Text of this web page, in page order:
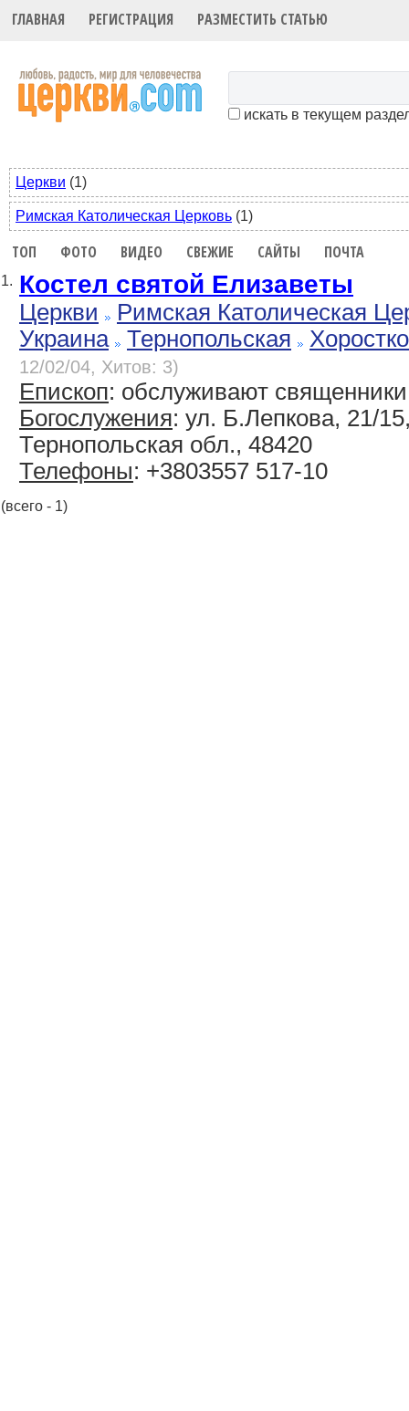
ГЛАВНАЯ РЕГИСТРАЦИЯ РАЗМЕСТИТЬ СТАТЬЮ
искать в текущем
Церкви (1)
Римская Католическая Церковь (1)
ТОП ФОТО ВИДЕО СВЕЖИЕ САЙТЫ ПОЧТА
1. Костел святой Елизаветы
Церкви
Римская Католическая
Украина
Тернопольская
12/02/04, Хитов: 3)
Епископ: обслуживают
Богослужения: ул. Б.Лепкова, 21/
Тернопольская обл., 48420
Телефоны: +3803557 517-10
(всего - 1)